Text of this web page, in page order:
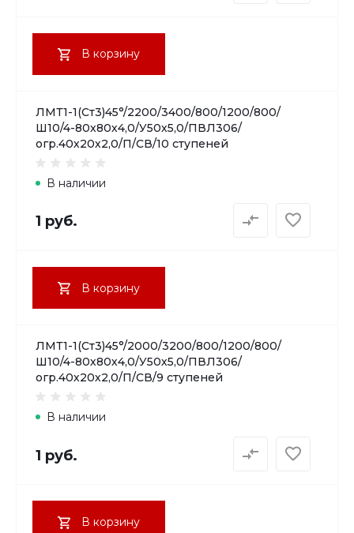
В корзину
ЛМТ1-1(Ст3)45°/2200/3400/800/1200/800/
Ш10/4-80х80х4,0/У50х5,0/ПВЛ306/
огр.40х20х2,0/П/СВ/10 ступеней
В наличии
1 руб.
В корзину
ЛМТ1-1(Ст3)45°/2000/3200/800/1200/800/
Ш10/4-80х80х4,0/У50х5,0/ПВЛ306/
огр.40х20х2,0/П/СВ/9 ступеней
В наличии
1 руб.
В корзину